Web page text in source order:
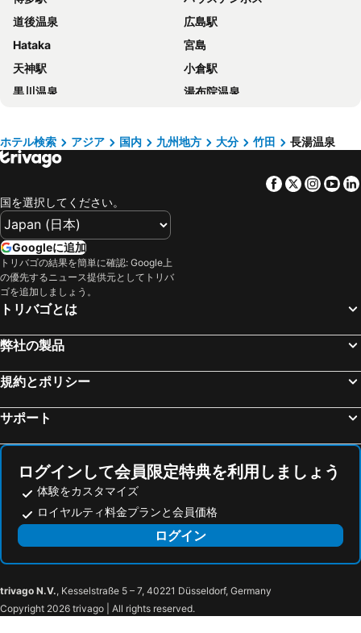
Tanetone
三愛高原ホテル
民宿 碧雲荘
名水の宿宝珠屋
道後温泉
広島駅
Hataka
宮島
天神駅
小倉駅
黒川温泉
湯布院温泉
湯田温泉
長崎駅
鹿児島中央駅
大分駅
中洲川端駅
松山駅
青島
下関駅
鹿児島空港
キャナルシティ博多
原爆ドーム
福岡 ヤフオク ドーム
久留米駅
広島平和記念公園
マリンワールド海の中道
新地中華街
長崎空港
グランメッセ熊本
新山口駅
福岡国際会議場
Yufuin
Yusuraume
ホテル検索 アジア 国内 九州地方 大分 竹田 長湯温泉
Facebook
Twitter
国を選択してください。
Googleに追加
トリバゴの結果を簡単に確認: Google上
の優先するニュース提供元としてトリバ
ゴを追加しましょう。
トリバゴとは
弊社の製品
規約とポリシー
サポート
ログインして会員限定特典を利用しましょう
体験をカスタマイズ
ロイヤルティ料金プランと会員価格
ログイン
trivago N.V., Kesselstraße 5 – 7, 40221 Düsseldorf, Germany
Copyright 2026 trivago | All rights reserved.